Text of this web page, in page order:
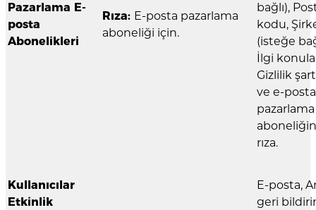
Pazarlama E-
posta
Abonelikleri
Rıza: E-posta pazarlama
aboneliği için.
bağlı),
kodu,
(isteğe
İlgi
Gizlilik
ve e-posta
pazarlama
rıza.
Kullanıcılar
Etkinlik
E-posta,
geri